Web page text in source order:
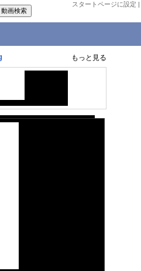
スタートページに設定 |
もっと見る